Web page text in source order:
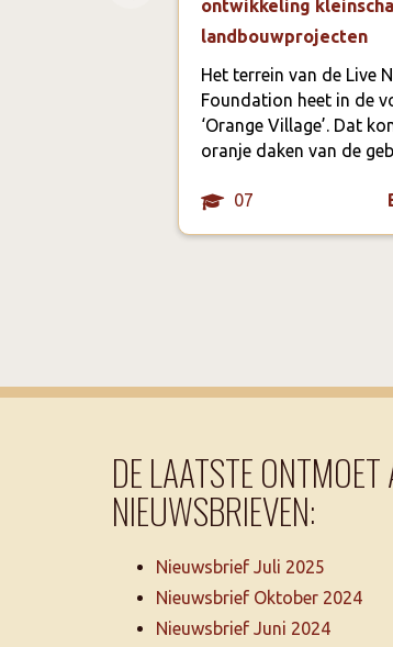
ontwikkeling
landbouwprojecten
Het terrein van de Live
Foundation heet in de
‘Orange Village’. Dat
oranje daken van de
07
DE LAATSTE
NIEUWSBRIEVEN:
Nieuwsbrief Juli 2025
Nieuwsbrief Oktober 2024
Nieuwsbrief Juni 2024